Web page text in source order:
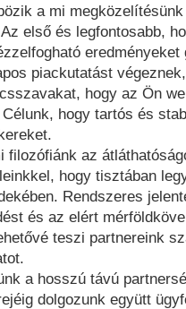
a mi
első és legfontosabb,
eredményeket
piackutatást
hogy az Ön
hogy tartós és
filozófiánk az
hogy tisztában
Rendszeres
és az elért
teszi partnereink
a hosszú távú
dolgozunk együtt